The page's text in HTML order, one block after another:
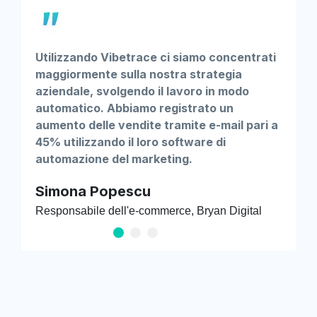
Utilizzando Vibetrace ci siamo concentrati
maggiormente sulla nostra strategia
aziendale, svolgendo il lavoro in modo
automatico. Abbiamo registrato un
aumento delle vendite tramite e-mail pari a
45% utilizzando il loro software di
automazione del marketing.
Simona Popescu
Responsabile dell'e-commerce, Bryan Digital